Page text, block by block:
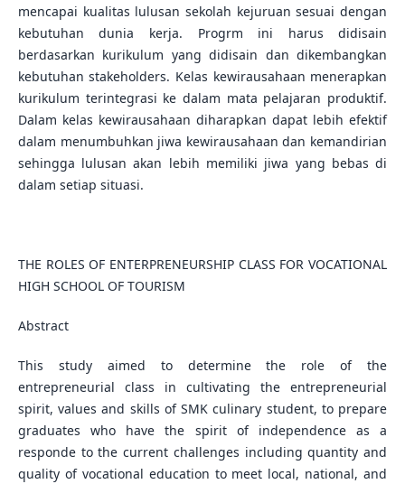
mencapai kualitas lulusan sekolah kejuruan sesuai dengan
kebutuhan dunia kerja. Progrm ini harus didisain
berdasarkan kurikulum yang didisain dan dikembangkan
kebutuhan stakeholders. Kelas kewirausahaan menerapkan
kurikulum terintegrasi ke dalam mata pelajaran produktif.
Dalam kelas kewirausahaan diharapkan dapat lebih efektif
dalam menumbuhkan jiwa kewirausahaan dan kemandirian
sehingga lulusan akan lebih memiliki jiwa yang bebas di
dalam setiap situasi.
THE ROLES OF ENTERPRENEURSHIP CLASS FOR VOCATIONAL
HIGH SCHOOL OF TOURISM
Abstract
This study aimed to determine the role of the
entrepreneurial class in cultivating the entrepreneurial
spirit, values and skills of SMK culinary student, to prepare
graduates who have the spirit of independence as a
responde to the current challenges including quantity and
quality of vocational education to meet local, national, and